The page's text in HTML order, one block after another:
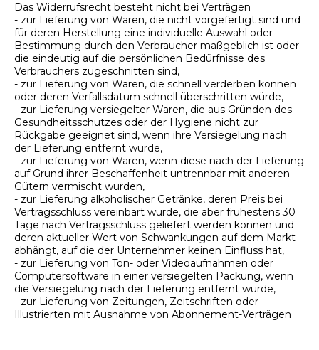
Das Widerrufsrecht besteht nicht bei Verträgen
- zur Lieferung von Waren, die nicht vorgefertigt sind und
für deren Herstellung eine individuelle Auswahl oder
Bestimmung durch den Verbraucher maßgeblich ist oder
die eindeutig auf die persönlichen Bedürfnisse des
Verbrauchers zugeschnitten sind,
- zur Lieferung von Waren, die schnell verderben können
oder deren Verfallsdatum schnell überschritten würde,
- zur Lieferung versiegelter Waren, die aus Gründen des
Gesundheitsschutzes oder der Hygiene nicht zur
Rückgabe geeignet sind, wenn ihre Versiegelung nach
der Lieferung entfernt wurde,
- zur Lieferung von Waren, wenn diese nach der Lieferung
auf Grund ihrer Beschaffenheit untrennbar mit anderen
Gütern vermischt wurden,
- zur Lieferung alkoholischer Getränke, deren Preis bei
Vertragsschluss vereinbart wurde, die aber frühestens 30
Tage nach Vertragsschluss geliefert werden können und
deren aktueller Wert von Schwankungen auf dem Markt
abhängt, auf die der Unternehmer keinen Einfluss hat,
- zur Lieferung von Ton- oder Videoaufnahmen oder
Computersoftware in einer versiegelten Packung, wenn
die Versiegelung nach der Lieferung entfernt wurde,
- zur Lieferung von Zeitungen, Zeitschriften oder
Illustrierten mit Ausnahme von Abonnement-Verträgen